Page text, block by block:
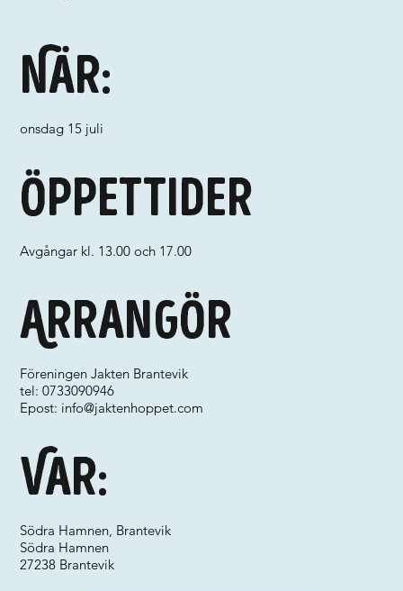
När:
onsdag 15 juli
Var:
Arrangör
Föreningen Jakten Brantevik
tel: 0733090946
Epost: info@jaktenhoppet.com
Södra Hamnen, Brantevik
Södra Hamnen
27238 Brantevik
Öppettider
Avgångar kl. 13.00 och 17.00